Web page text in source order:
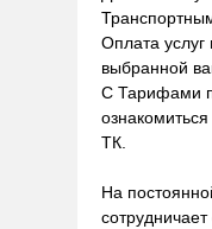
Оплата услуг
выбранной
С Тарифами
ТК.
На